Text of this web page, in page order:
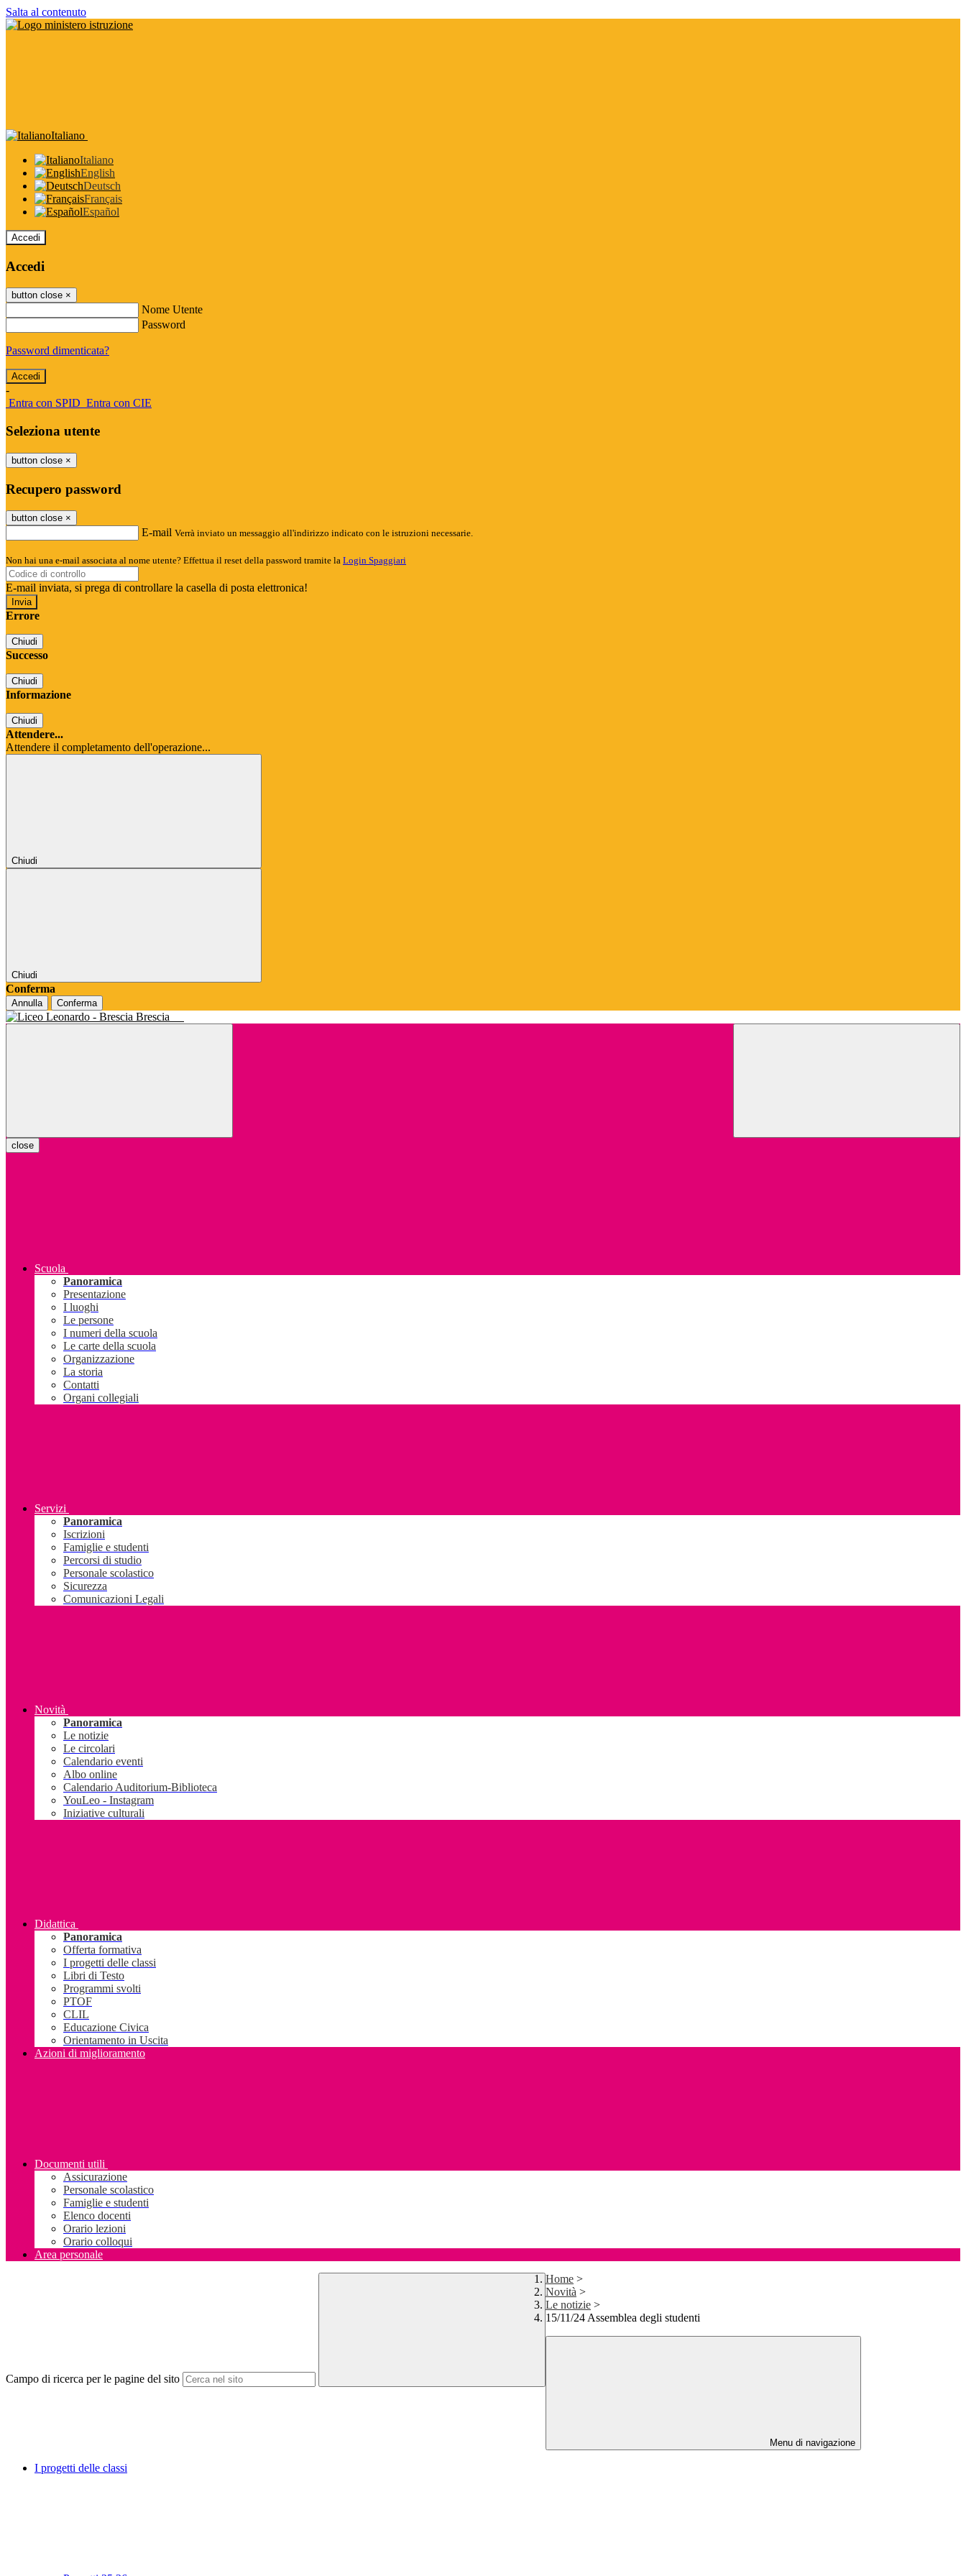
Salta al contenuto
Italiano
Italiano
English
Deutsch
Français
Español
Accedi
Accedi
button close ×
Nome Utente
Password
Password dimenticata?
-
Entra con SPID Entra con CIE
Seleziona utente
button close ×
Recupero password
button close ×
E-mail Verrà inviato un messaggio all'indirizzo indicato con le istruzioni necessarie.
Non hai una e-mail associata al nome utente? Effettua il reset della password tramite la Login Spaggiari
E-mail inviata, si prega di controllare la casella di posta elettronica!
Errore
Chiudi
Successo
Chiudi
Informazione
Chiudi
Attendere...
Attendere il completamento dell'operazione...
Chiudi
Chiudi
Conferma
Annulla Conferma
Brescia
close
Scuola
Panoramica
Presentazione
I luoghi
Le persone
I numeri della scuola
Le carte della scuola
Organizzazione
La storia
Contatti
Organi collegiali
Servizi
Panoramica
Iscrizioni
Famiglie e studenti
Percorsi di studio
Personale scolastico
Sicurezza
Comunicazioni Legali
Novità
Panoramica
Le notizie
Le circolari
Calendario eventi
Albo online
Calendario Auditorium-Biblioteca
YouLeo - Instagram
Iniziative culturali
Didattica
Panoramica
Offerta formativa
I progetti delle classi
Libri di Testo
Programmi svolti
PTOF
CLIL
Educazione Civica
Orientamento in Uscita
Azioni di miglioramento
Documenti utili
Assicurazione
Personale scolastico
Famiglie e studenti
Elenco docenti
Orario lezioni
Orario colloqui
Area personale
Campo di ricerca per le pagine del sito
Home >
Novità >
Le notizie >
15/11/24 Assemblea degli studenti
Menu di navigazione
I progetti delle classi